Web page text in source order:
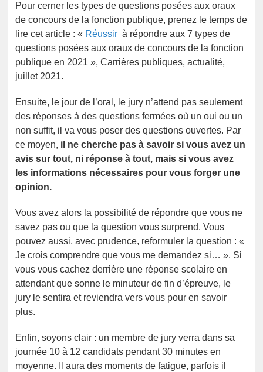
Pour cerner les types de questions posées aux oraux
de concours de la fonction publique, prenez le temps de
lire cet article : « Réussir à répondre aux 7 types de
questions posées aux oraux de concours de la fonction
publique en 2021 », Carrières publiques, actualité,
juillet 2021.
Ensuite, le jour de l’oral, le jury n’attend pas seulement
des réponses à des questions fermées où un oui ou un
non suffit, il va vous poser des questions ouvertes. Par
ce moyen, il ne cherche pas à savoir si vous avez un
avis sur tout, ni réponse à tout, mais si vous avez
les informations nécessaires pour vous forger une
opinion.
Vous avez alors la possibilité de répondre que vous ne
savez pas ou que la question vous surprend. Vous
pouvez aussi, avec prudence, reformuler la question : «
Je crois comprendre que vous me demandez si… ». Si
vous vous cachez derrière une réponse scolaire en
attendant que sonne le minuteur de fin d’épreuve, le
jury le sentira et reviendra vers vous pour en savoir
plus.
Enfin, soyons clair : un membre de jury verra dans sa
journée 10 à 12 candidats pendant 30 minutes en
moyenne. Il aura des moments de fatigue, parfois il